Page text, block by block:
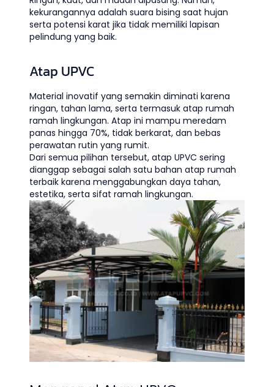
kekurangannya adalah suara bising saat hujan
serta potensi karat jika tidak memiliki lapisan
pelindung yang baik.
Atap UPVC
Material inovatif yang semakin diminati karena
ringan, tahan lama, serta termasuk atap rumah
ramah lingkungan. Atap ini mampu meredam
panas hingga 70%, tidak berkarat, dan bebas
perawatan rutin yang rumit.
Dari semua pilihan tersebut, atap UPVC sering
dianggap sebagai salah satu bahan atap rumah
terbaik karena menggabungkan daya tahan,
estetika, serta sifat ramah lingkungan.